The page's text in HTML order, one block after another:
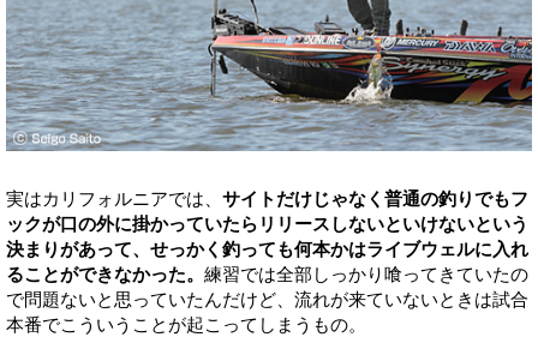
実はカリフォルニアでは、 サイトだけじゃなく普通の釣りでもフ
ックが口の外に掛かっていたらリリースしないといけないという
決まりがあって、せっかく釣っても何本かはライブウェルに入れ
ることができなかった。 練習では全部しっかり喰ってきていたの
で問題ないと思っていたんだけど、流れが来ていないときは試合
本番でこういうことが起こってしまうもの。